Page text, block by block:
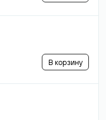
В корзину